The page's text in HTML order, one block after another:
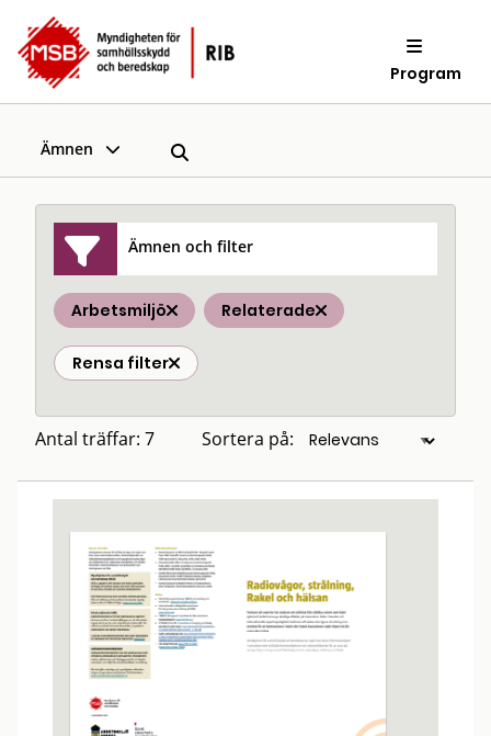
Program
Ämnen
Ämnen och filter
Arbetsmiljö Relaterade
Rensa filter
Antal träffar: 7 Sortera på: